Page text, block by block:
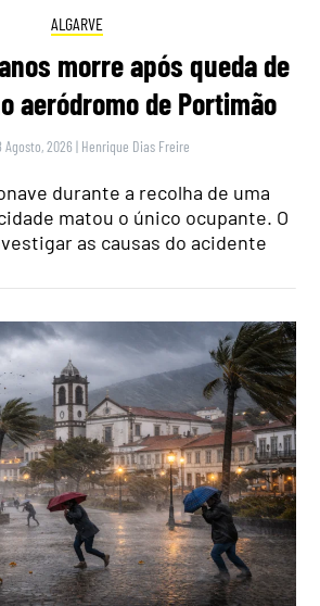
ALGARVE
morre após queda de
aeródromo de Portimão
Agosto, 2026 | Henrique Dias Freire
durante a recolha de uma
matou o único ocupante. O
as causas do acidente